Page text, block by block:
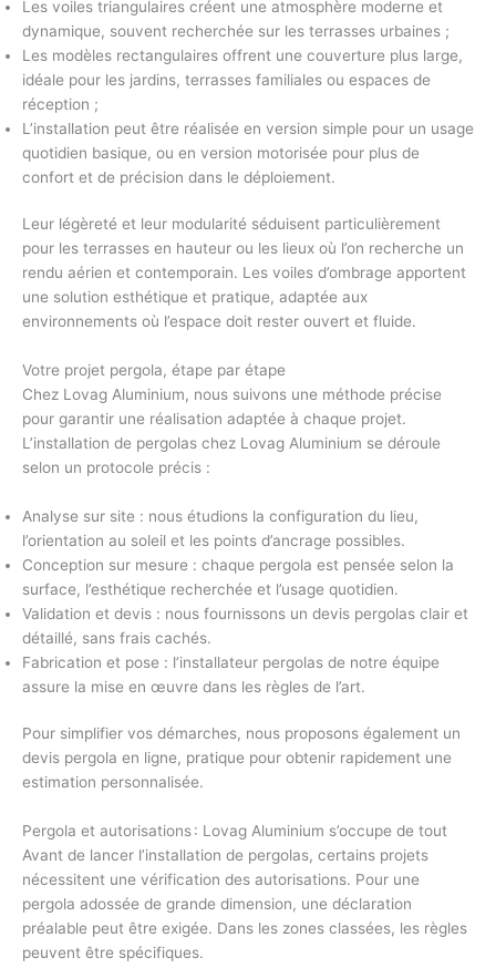
Les voiles triangulaires créent une atmosphère moderne et
dynamique, souvent recherchée sur les terrasses urbaines ;
Les modèles rectangulaires offrent une couverture plus large,
idéale pour les jardins, terrasses familiales ou espaces de
réception ;
L’installation peut être réalisée en version simple pour un usage
quotidien basique, ou en version motorisée pour plus de
confort et de précision dans le déploiement.
Leur légèreté et leur modularité séduisent particulièrement
pour les terrasses en hauteur ou les lieux où l’on recherche un
rendu aérien et contemporain. Les voiles d’ombrage apportent
une solution esthétique et pratique, adaptée aux
environnements où l’espace doit rester ouvert et fluide.
Votre projet pergola, étape par étape
Chez Lovag Aluminium, nous suivons une méthode précise
pour garantir une réalisation adaptée à chaque projet.
L’installation de pergolas chez Lovag Aluminium se déroule
selon un protocole précis :
Analyse sur site : nous étudions la configuration du lieu,
l’orientation au soleil et les points d’ancrage possibles.
Conception sur mesure : chaque pergola est pensée selon la
surface, l’esthétique recherchée et l’usage quotidien.
Validation et devis : nous fournissons un devis pergolas clair et
détaillé, sans frais cachés.
Fabrication et pose : l’installateur pergolas de notre équipe
assure la mise en œuvre dans les règles de l’art.
Pour simplifier vos démarches, nous proposons également un
devis pergola en ligne, pratique pour obtenir rapidement une
estimation personnalisée.
Pergola et autorisations : Lovag Aluminium s’occupe de tout
Avant de lancer l’installation de pergolas, certains projets
nécessitent une vérification des autorisations. Pour une
pergola adossée de grande dimension, une déclaration
préalable peut être exigée. Dans les zones classées, les règles
peuvent être spécifiques.